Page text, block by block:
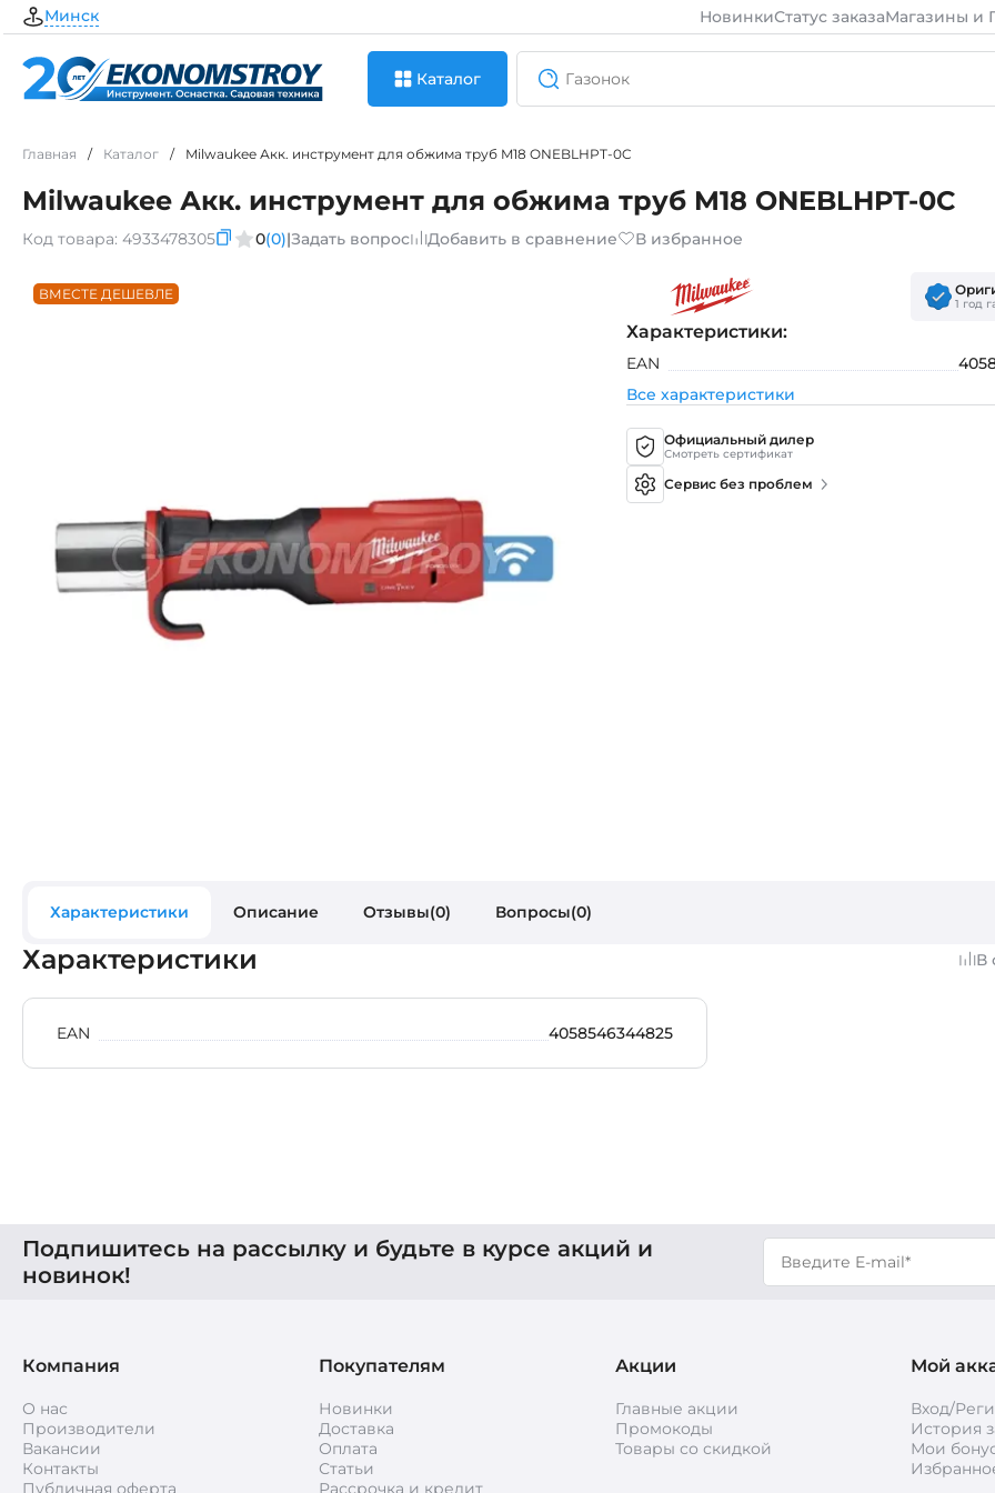
Минск НовинкиСтатус заказаМагазины и
Каталог
Главная / Каталог / Milwaukee Акк. инструмент для обжима труб M18 ONEBLHPT-0C
Milwaukee Акк. инструмент для обжима труб M18 ONEBLHPT-0C
Код товара: 4933478305 0(0)|Задать вопрос Добавить в сравнение В избранное
ВМЕСТЕ ДЕШЕВЛЕ
1 год
Характеристики:
EAN
Все характеристики
Официальный дилер
Смотреть сертификат
Сервис без проблем
Характеристики Описание Отзывы(0) Вопросы(0)
Характеристики В
EAN 4058546344825
Подпишитесь на рассылку и будьте в курсе акций и
новинок!
Компания
О нас
Производители
Вакансии
Контакты
Публичная оферта
Покупателям
Новинки
Доставка
Оплата
Статьи
Рассрочка и кредит
Акции
Главные акции
Промокоды
Товары со скидкой
Мой
Вход/
История
Мои